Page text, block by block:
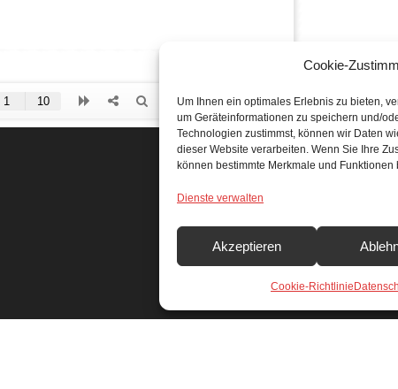
Cookie-
Um Ihnen ein optimales Erlebnis zu bieten,
um Geräteinformationen zu speichern und/
Technologien zustimmst, können wir Daten
dieser Website verarbeiten. Wenn Sie Ihre
können bestimmte Merkmale und
Dienste verwalten
Akzeptieren
Cookie-Richtlinie
SUCHEN &
Search